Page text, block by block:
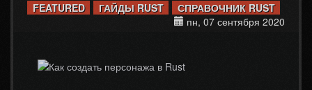
FEATURED ГАЙДЫ RUST
СПРАВОЧНИК RUST
пн, 07 сентября 2020